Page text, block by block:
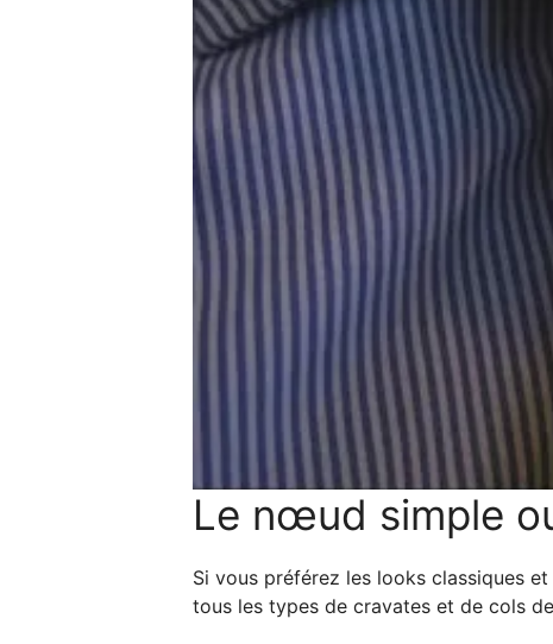
Le nœud simple
Si vous préférez les looks classiques
tous les types de cravates et de cols